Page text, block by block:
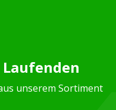
unserem Sortiment